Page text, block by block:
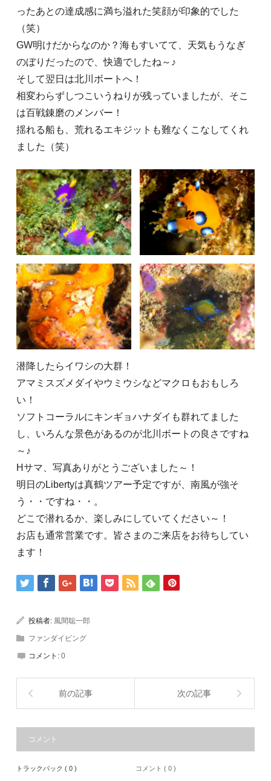
ったあとの達成感に満ち溢れた笑顔が印象的でした
（笑）
GW明けだからなのか？海もすいてて、天気もうなぎ
のぼりだったので、快適でしたね～♪
そして翌日は北川ボートへ！
相変わらずしつこいうねりが残っていましたが、そこ
は百戦錬磨のメンバー！
揺れる船も、荒れるエキジットも難なくこなしてくれ
ました（笑）
潜降したらイワシの大群！
アマミスズメダイやウミウシなどマクロもおもしろ
い！
ソフトコーラルにキンギョハナダイも群れてました
し、いろんな景色があるのが北川ボートの良さですね
～♪
Hサマ、写真ありがとうございました～！
明日のLibertyは真鶴ツアー予定ですが、南風が強そ
う・・ですね・・。
どこで潜れるか、楽しみにしていてください～！
お店も通常営業です。皆さまのご来店をお待ちしてい
ます！
投稿者: 風間聡一郎
ファンダイビング
コメント:0
前の記事 次の記事
コメント
トラックバック ( 0 ) コメント ( 0 )